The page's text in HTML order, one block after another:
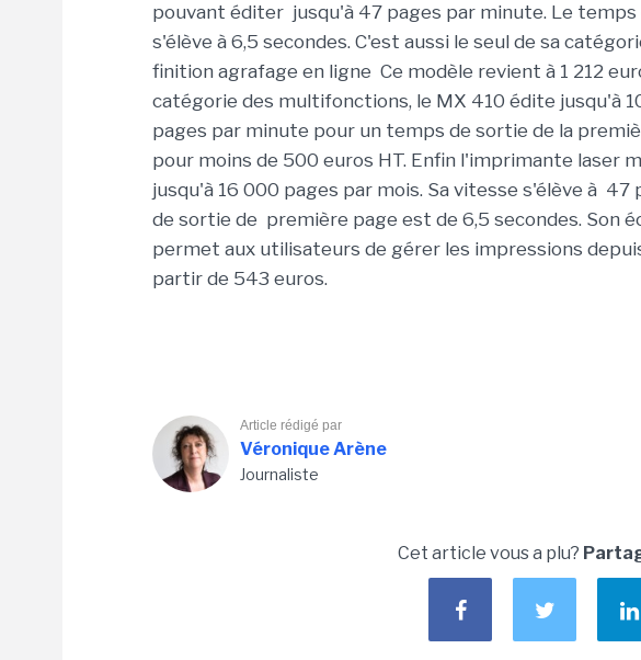
pouvant éditer jusqu'à 47 pages par minute. Le
s'élève à 6,5 secondes. C'est aussi le seul de sa
finition agrafage en ligne Ce modèle revient à 1 212
catégorie des multifonctions, le MX 410 édite jusqu'à
pages par minute pour un temps de sortie de la
pour moins de 500 euros HT. Enfin l'imprimante laser
jusqu'à 16 000 pages par mois. Sa vitesse s'élève à
de sortie de première page est de 6,5 secondes. Son
permet aux utilisateurs de gérer les impressions
partir de 543 euros.
Article rédigé par
Véronique Arène
Journaliste
Cet article vous a plu?